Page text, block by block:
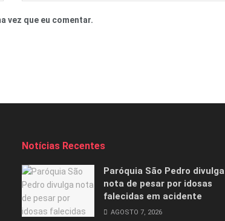
vez que eu comentar.
Notícias Recentes
Paróquia São Pedro divulga
nota de pesar por idosas
falecidas em acidente
AGOSTO 7, 2026